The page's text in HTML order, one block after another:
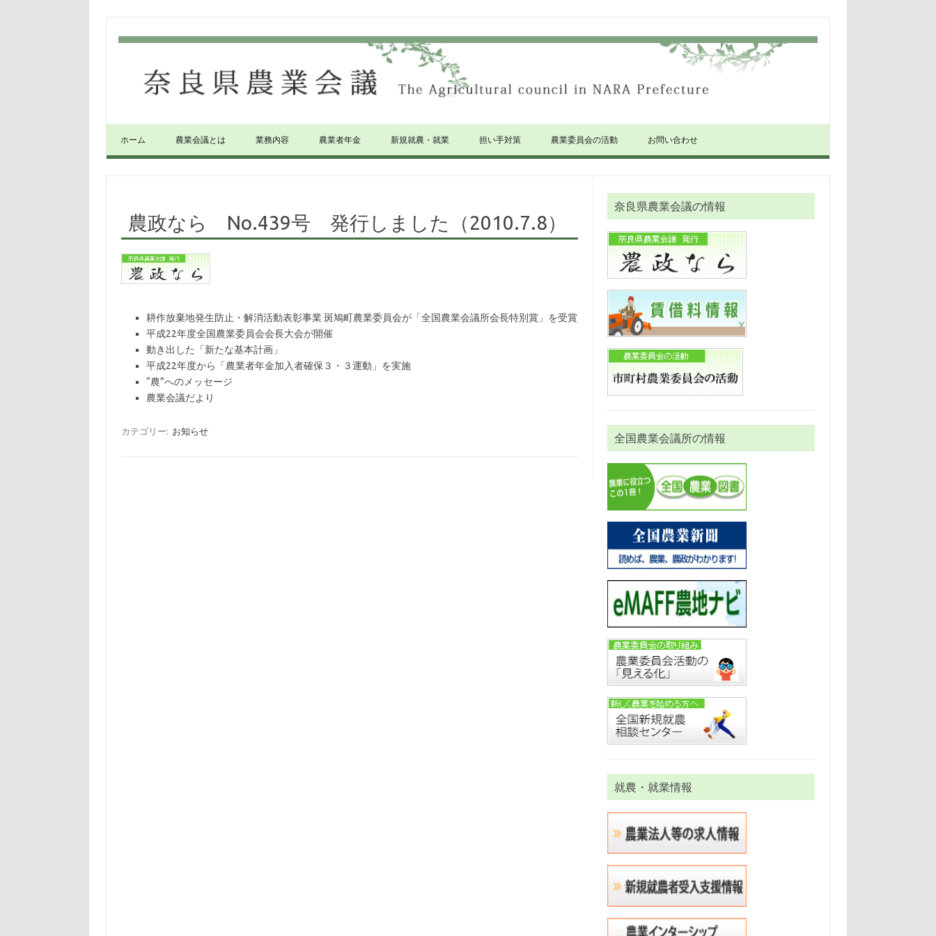
コンテンツへスキップ
ホーム 農業会議とは 業務内容 農業者年金 新規就農・就業 担い手対策 農業委員会の活動 お問い合わせ
農政なら No.439号 発行しました（2010.7.8）
耕作放棄地発生防止・解消活動表彰事業 斑鳩町農業委員会が「全国農業会議所会長特別賞」を受賞
平成22年度全国農業委員会会長大会が開催
動き出した「新たな基本計画」
平成22年度から「農業者年金加入者確保３・３運動」を実施
“農”へのメッセージ
農業会議だより
カテゴリー: お知らせ
奈良県農業会議の情報
全国農業会議所の情報
就農・就業情報